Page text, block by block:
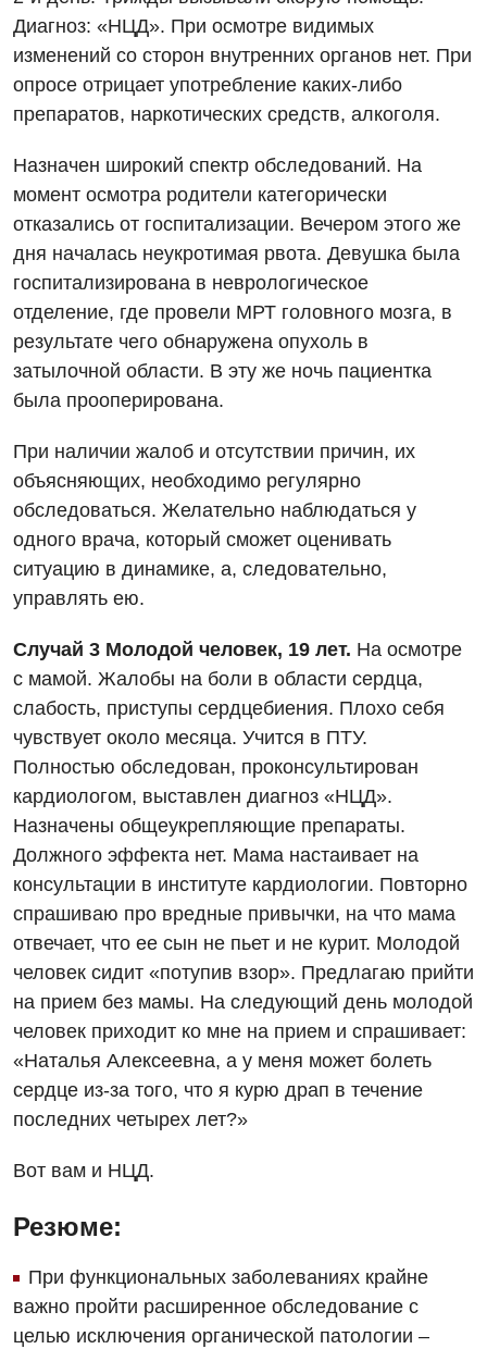
Диагноз: «НЦД». При осмотре видимых
изменений со сторон внутренних органов нет. При
опросе отрицает употребление каких-либо
препаратов, наркотических средств, алкоголя.
Назначен широкий спектр обследований. На
момент осмотра родители категорически
отказались от госпитализации. Вечером этого же
дня началась неукротимая рвота. Девушка была
госпитализирована в неврологическое
отделение, где провели МРТ головного мозга, в
результате чего обнаружена опухоль в
затылочной области. В эту же ночь пациентка
была прооперирована.
При наличии жалоб и отсутствии причин, их
объясняющих, необходимо регулярно
обследоваться. Желательно наблюдаться у
одного врача, который сможет оценивать
ситуацию в динамике, а, следовательно,
управлять ею.
Случай 3 Молодой человек, 19 лет. На осмотре
с мамой. Жалобы на боли в области сердца,
слабость, приступы сердцебиения. Плохо себя
чувствует около месяца. Учится в ПТУ.
Полностью обследован, проконсультирован
кардиологом, выставлен диагноз «НЦД».
Назначены общеукрепляющие препараты.
Должного эффекта нет. Мама настаивает на
консультации в институте кардиологии. Повторно
спрашиваю про вредные привычки, на что мама
отвечает, что ее сын не пьет и не курит. Молодой
человек сидит «потупив взор». Предлагаю прийти
на прием без мамы. На следующий день молодой
человек приходит ко мне на прием и спрашивает:
«Наталья Алексеевна, а у меня может болеть
сердце из-за того, что я курю драп в течение
последних четырех лет?»
Вот вам и НЦД.
Резюме:
При функциональных заболеваниях крайне
важно пройти расширенное обследование с
целью исключения органической патологии –